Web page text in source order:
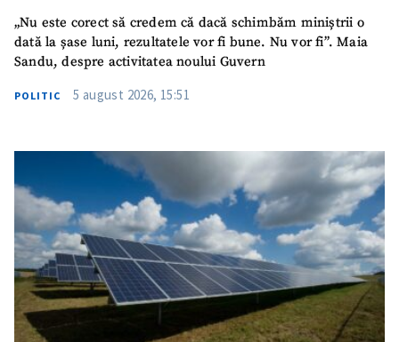
„Nu este corect să credem că dacă schimbăm miniștrii o
dată la șase luni, rezultatele vor fi bune. Nu vor fi”. Maia
Sandu, despre activitatea noului Guvern
POLITIC 5 august 2026, 15:51